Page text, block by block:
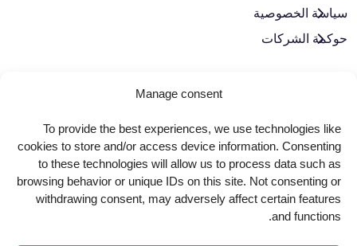
Manage consent
To provide the best experiences, we use technologies like
cookies to store and/or access device information. Consenting
to these technologies will allow us to process data such as
browsing behavior or unique IDs on this site. Not consenting or
withdrawing consent, may adversely affect certain features
and functions.
سياسة الخصوصية
حوكمة الشركات